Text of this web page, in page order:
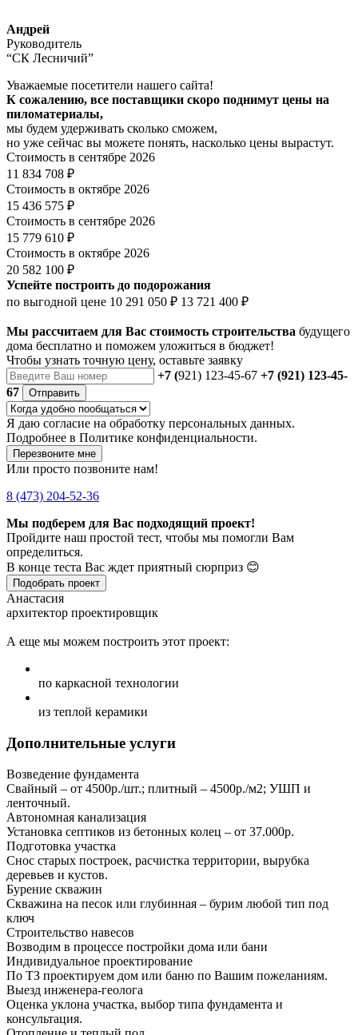
Андрей
Руководитель
“СК Лесничий”
Уважаемые посетители нашего сайта!
К сожалению, все поставщики скоро поднимут цены на
пиломатериалы,
мы будем удерживать сколько сможем,
но уже сейчас вы можете понять, насколько цены вырастут.
Стоимость в сентябре 2026
11 834 708 ₽
Стоимость в октябре 2026
15 436 575 ₽
Стоимость в сентябре 2026
15 779 610 ₽
Стоимость в октябре 2026
20 582 100 ₽
Успейте построить до подорожания
по выгодной цене 10 291 050 ₽ 13 721 400 ₽
Мы рассчитаем для Вас стоимость строительства будущего
дома бесплатно и поможем уложиться в бюджет!
Чтобы узнать точную цену, оставьте заявку
+7 (921) 123-45-67 +7 (921) 123-45-
67
Отправить
Я даю согласие на обработку персональных данных.
Подробнее в Политике конфиденциальности.
Перезвоните мне
Или просто позвоните нам!
8 (473) 204-52-36
Мы подберем для Вас подходящий проект!
Пройдите наш простой тест, чтобы мы помогли Вам
определиться.
В конце теста Вас ждет приятный сюрприз 😊
Подобрать проект
Анастасия
архитектор проектировщик
А еще мы можем построить этот проект:
по каркасной технологии
из теплой керамики
Дополнительные услуги
Возведение фундамента
Свайный – от 4500р./шт.; плитный – 4500р./м2; УШП и
ленточный.
Автономная канализация
Установка септиков из бетонных колец – от 37.000р.
Подготовка участка
Снос старых построек, расчистка территории, вырубка
деревьев и кустов.
Бурение скважин
Скважина на песок или глубинная – бурим любой тип под
ключ
Строительство навесов
Возводим в процессе постройки дома или бани
Индивидуальное проектирование
По ТЗ проектируем дом или баню по Вашим пожеланиям.
Выезд инженера-геолога
Оценка уклона участка, выбор типа фундамента и
консультация.